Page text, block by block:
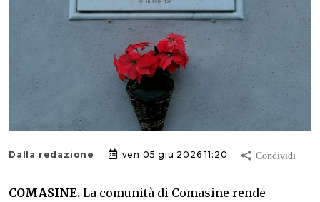
Dalla redazione ven 05 giu 2026 11:20
COMASINE. La comunità di Comasine rende